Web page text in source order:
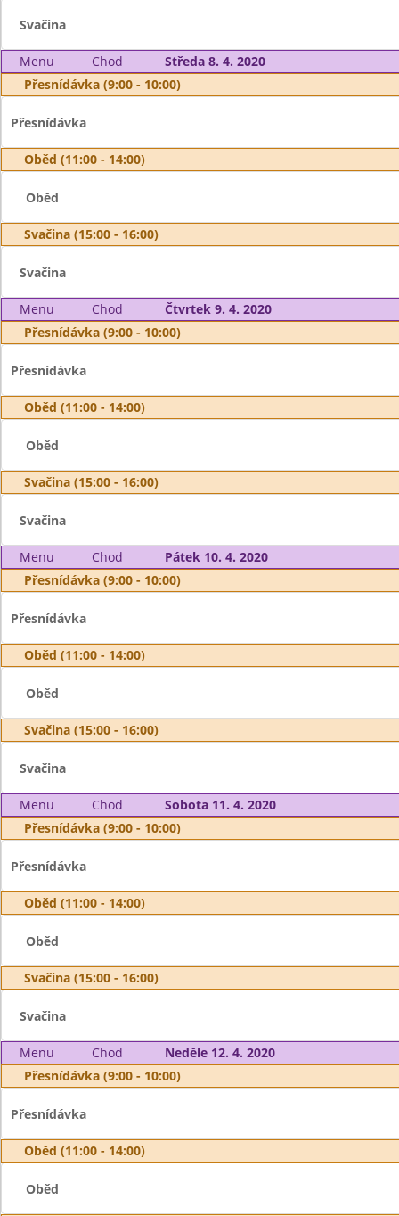
Svačina
Menu Chod
Středa 8. 4. 2020
Přesnídávka (9:00 - 10:00)
Přesnídávka
Oběd (11:00 - 14:00)
Oběd
Svačina (15:00 - 16:00)
Svačina
Menu Chod
Čtvrtek 9. 4. 2020
Přesnídávka (9:00 - 10:00)
Přesnídávka
Oběd (11:00 - 14:00)
Oběd
Svačina (15:00 - 16:00)
Svačina
Menu Chod
Pátek 10. 4. 2020
Přesnídávka (9:00 - 10:00)
Přesnídávka
Oběd (11:00 - 14:00)
Oběd
Svačina (15:00 - 16:00)
Svačina
Menu Chod
Sobota 11. 4. 2020
Přesnídávka (9:00 - 10:00)
Přesnídávka
Oběd (11:00 - 14:00)
Oběd
Svačina (15:00 - 16:00)
Svačina
Menu Chod
Neděle 12. 4. 2020
Přesnídávka (9:00 - 10:00)
Přesnídávka
Oběd (11:00 - 14:00)
Oběd